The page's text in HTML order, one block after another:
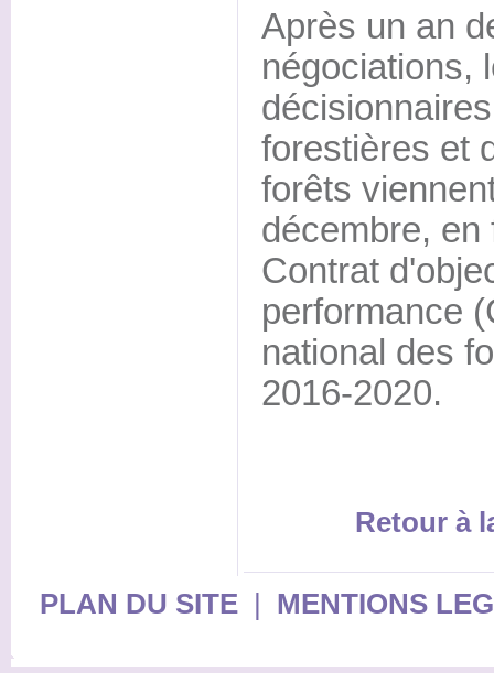
Après un an
négociations,
forestières et
forêts
décembre, en
Contrat
performance
national des
2016-2020.
Retour à
PLAN DU SITE| MENTIONS